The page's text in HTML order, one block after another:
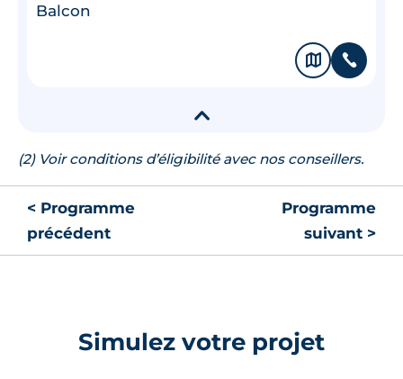
Balcon
🗞 📞
▾
(2) Voir conditions d’éligibilité avec nos conseillers.
< Programme
précédent
Programme
suivant >
Simulez votre projet